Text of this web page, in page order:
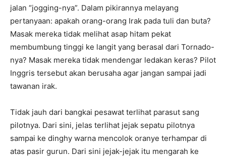
jalan “jogging-nya”. Dalam pikirannya melayang
pertanyaan: apakah orang-orang Irak pada tuli dan buta?
Masak mereka tidak melihat asap hitam pekat
membumbung tinggi ke langit yang berasal dari Tornado-
nya? Masak mereka tidak mendengar ledakan keras? Pilot
Inggris tersebut akan berusaha agar jangan sampai jadi
tawanan irak.
Tidak jauh dari bangkai pesawat terlihat parasut sang
pilotnya. Dari sini, jelas terlihat jejak sepatu pilotnya
sampai ke dinghy warna mencolok oranye terhampar di
atas pasir gurun. Dari sini jejak-jejak itu mengarah ke